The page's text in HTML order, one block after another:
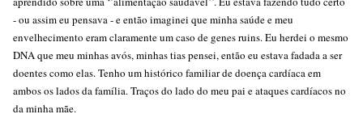
- ou assim eu pensava - e então imaginei que minha saúde e meu
envelhecimento eram claramente um caso de genes ruins. Eu herdei o mesmo
DNA que meu minhas avós, minhas tias pensei, então eu estava fadada a ser
doentes como elas. Tenho um histórico familiar de doença cardíaca em
ambos os lados da família. Traços do lado do meu pai e ataques cardíacos no
da minha mãe.